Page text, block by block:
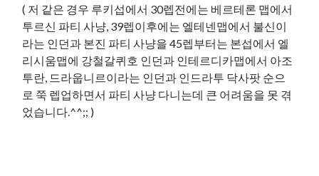
( 저 같은 경우 루키섭에서 30렙전에는 베르테론 맵에서
투르신 파티 사냥, 39렙이후에는 엘테넨맵에서 불신이
라는 인던과 본진 파티 사냥을 45렙부터는 본섭에서 엘
리시움맵에 강철갈퀴호 인던과 인테르디카맵에서 아조
투란, 드라웁니르이라는 인던과 인드라투 닥사팟 순으
로 쭉 렙업하면서 파티 사냥 다니는데 큰 어려움을 못 겪
었습니다.^^;; )